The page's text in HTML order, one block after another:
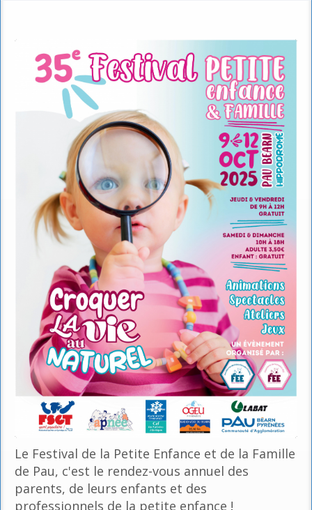
Le Festival de la Petite Enfance et de la Famille
de Pau, c'est le rendez-vous annuel des
parents, de leurs enfants et des
professionnels de la petite enfance !